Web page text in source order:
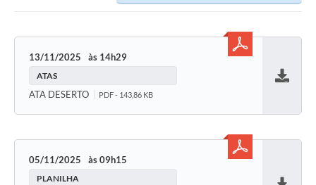
13/11/2025 14h29
ATAS
ATA DESERTO PDF - 143,86 KB
05/11/2025 09h15
PLANILHA